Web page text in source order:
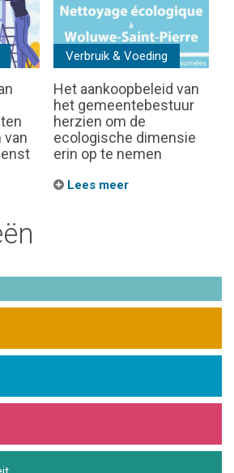
van
Verbruik & Voeding
Het aankoopbeleid van
het gemeentebestuur
herzien om de
ecologische dimensie
erin op te nemen
Lees meer